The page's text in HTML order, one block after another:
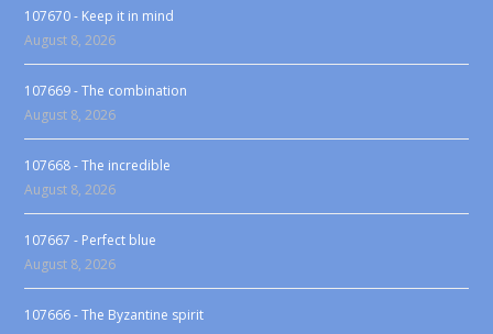
107670 - Keep it in mind
August 8, 2026
107669 - The combination
August 8, 2026
107668 - The incredible
August 8, 2026
107667 - Perfect blue
August 8, 2026
107666 - The Byzantine spirit